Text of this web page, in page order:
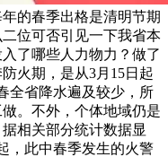
的春季出格是清明节期
位可否引见一下我省本
了哪些人力物力？做了
火期，是从3月15日起
全省降水遍及较少，所
。不外，个体地域仍是
相关部分统计数据显
，此中春季发生的火警